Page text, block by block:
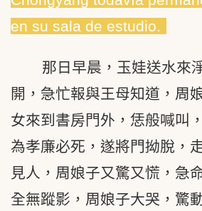
en su sala de estudio.
那日早晨，玉娃送水來
開，急忙報與王母知道，周
女來到書房門外，恁般喊叫
為孝廉必死，遂將門拗脫，
見人，周娘子又驚又慌，急
全無蹤影，周娘子大哭，驚